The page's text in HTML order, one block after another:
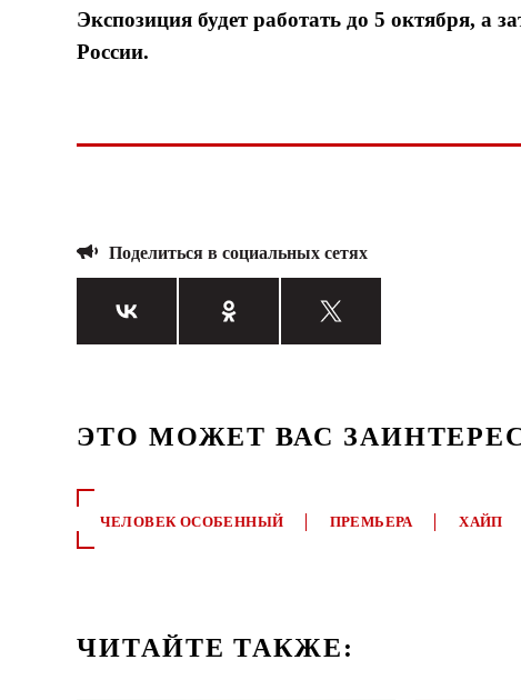
Экспозиция будет работать до 5 октября, а
России.
Поделиться в социальных сетях
ЭТО МОЖЕТ ВАС
ЧЕЛОВЕК ОСОБЕННЫЙ ПРЕМЬЕРА ХАЙП
ЧИТАЙТЕ ТАКЖЕ: